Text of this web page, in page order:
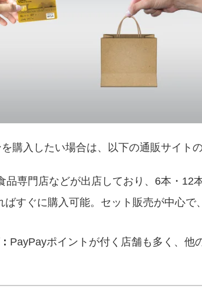
購入したい場合は、以下の通販サイト
品専門店などが出店しており、6本・12
ばすぐに購入可能。セット販売が中心で
PayPayポイントが付く店舗も多く、他